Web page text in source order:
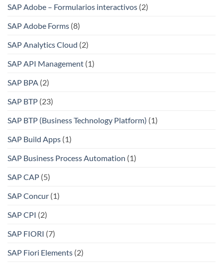
SAP Adobe – Formularios interactivos (2)
SAP Adobe Forms (8)
SAP Analytics Cloud (2)
SAP API Management (1)
SAP BPA (2)
SAP BTP (23)
SAP BTP (Business Technology Platform) (1)
SAP Build Apps (1)
SAP Business Process Automation (1)
SAP CAP (5)
SAP Concur (1)
SAP CPI (2)
SAP FIORI (7)
SAP Fiori Elements (2)